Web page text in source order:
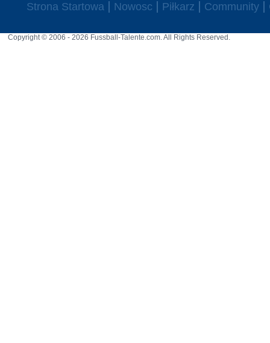
Strona Startowa Nowosc Piłkarz Community
Copyright © 2006 - 2026 Fussball-Talente.com. All Rights Reserved.